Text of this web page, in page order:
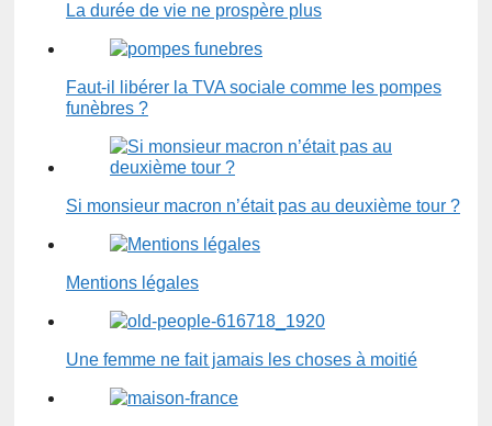
La durée de vie ne prospère plus
Faut-il libérer la TVA sociale comme les pompes
funèbres ?
Si monsieur macron n’était pas au deuxième tour ?
Mentions légales
Une femme ne fait jamais les choses à moitié